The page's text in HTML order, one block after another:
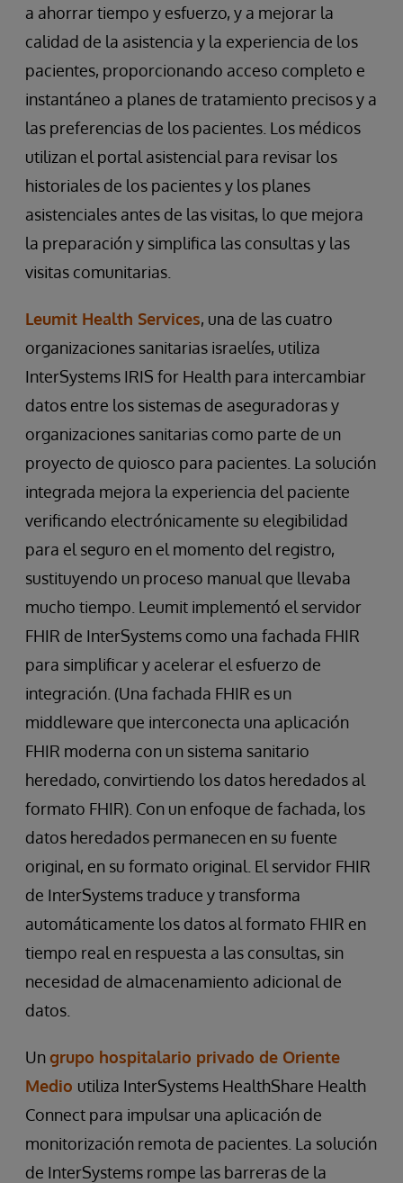
a ahorrar tiempo y esfuerzo, y a mejorar la
calidad de la asistencia y la experiencia de los
pacientes, proporcionando acceso completo e
instantáneo a planes de tratamiento precisos y a
las preferencias de los pacientes. Los médicos
utilizan el portal asistencial para revisar los
historiales de los pacientes y los planes
asistenciales antes de las visitas, lo que mejora
la preparación y simplifica las consultas y las
visitas comunitarias.
Leumit Health Services, una de las cuatro
organizaciones sanitarias israelíes, utiliza
InterSystems IRIS for Health para intercambiar
datos entre los sistemas de aseguradoras y
organizaciones sanitarias como parte de un
proyecto de quiosco para pacientes. La solución
integrada mejora la experiencia del paciente
verificando electrónicamente su elegibilidad
para el seguro en el momento del registro,
sustituyendo un proceso manual que llevaba
mucho tiempo. Leumit implementó el servidor
FHIR de InterSystems como una fachada FHIR
para simplificar y acelerar el esfuerzo de
integración. (Una fachada FHIR es un
middleware que interconecta una aplicación
FHIR moderna con un sistema sanitario
heredado, convirtiendo los datos heredados al
formato FHIR). Con un enfoque de fachada, los
datos heredados permanecen en su fuente
original, en su formato original. El servidor FHIR
de InterSystems traduce y transforma
automáticamente los datos al formato FHIR en
tiempo real en respuesta a las consultas, sin
necesidad de almacenamiento adicional de
datos.
Ungrupo hospitalario privado de Oriente
Medio utiliza InterSystems HealthShare Health
Connect para impulsar una aplicación de
monitorización remota de pacientes. La solución
de InterSystems rompe las barreras de la